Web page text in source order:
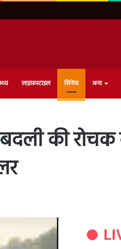
लाइफ़स्टाइल सिनेमा अन्य
की रोचक